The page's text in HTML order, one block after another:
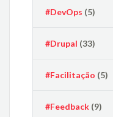
#DevOps (5)
#Drupal (33)
#Facilitação (5)
#Feedback (9)